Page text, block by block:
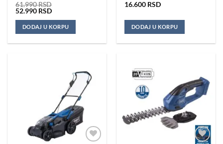
61.990RSD
Originalna
bila:
61.990 RSD.
52.990 RSDTrenutna
je:
52.990 RSD.
DODAJ U KORPU
16.600 RSD
DODAJ U KORPU